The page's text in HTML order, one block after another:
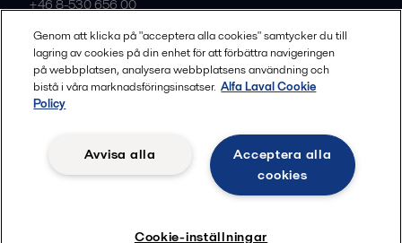
+46 8-530 656 00
Alla kontor och partners
© 2015-2026, ALFA LAVAL
Legal terms and conditions
Community guidelines
Genom att klicka på "acceptera alla cookies" samtycker du till
lagring av cookies på din enhet för att förbättra navigeringen
på webbplatsen, analysera webbplatsens användning och
bistå i våra marknadsföringsinsatser. Alfa Laval Cookie
Policy
Acceptera alla
cookies
Avvisa alla
Cookie-inställningar